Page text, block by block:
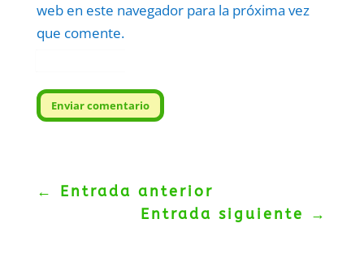
web en este navegador para la próxima vez
que comente.
Enviar comentario
← Entrada anterior
Entrada siguiente
→